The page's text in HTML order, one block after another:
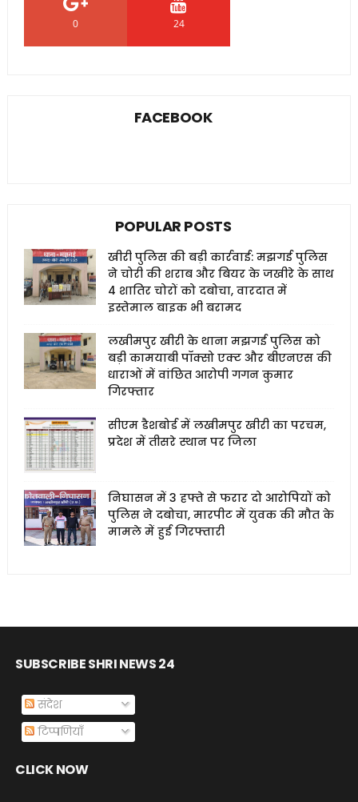
0 24
FACEBOOK
POPULAR POSTS
खीरी पुलिस की बड़ी कार्रवाई: मझगई पुलिस
ने चोरी की शराब और बियर के जखीरे के साथ
4 शातिर चोरों को दबोचा, वारदात में
इस्तेमाल बाइक भी बरामद
लखीमपुर खीरी के थाना मझगई पुलिस को
बड़ी कामयाबी पॉक्सो एक्ट और बीएनएस की
धाराओं में वांछित आरोपी गगन कुमार
गिरफ्तार
सीएम डैशबोर्ड में लखीमपुर खीरी का परचम,
प्रदेश में तीसरे स्थान पर जिला
निघासन में 3 हफ्ते से फरार दो आरोपियों को
पुलिस ने दबोचा, मारपीट में युवक की मौत के
मामले में हुई गिरफ्तारी
SUBSCRIBE SHRI NEWS 24
संदेश
टिप्पणियाँ
CLICK NOW